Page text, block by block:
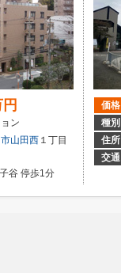
ン
山田西 １丁目
谷 停歩1分
価格
種別
住所
交通